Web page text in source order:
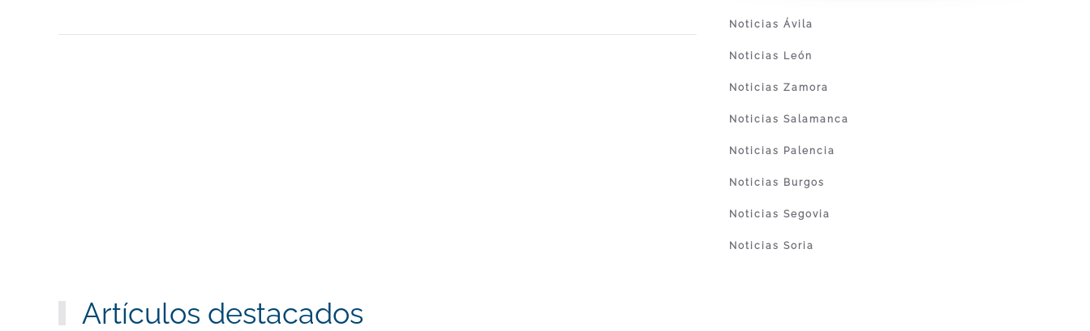
Noticias Ávila
Noticias León
Noticias Zamora
Noticias Salamanca
Noticias Palencia
Noticias Burgos
Noticias Segovia
Noticias Soria
Artículos destacados